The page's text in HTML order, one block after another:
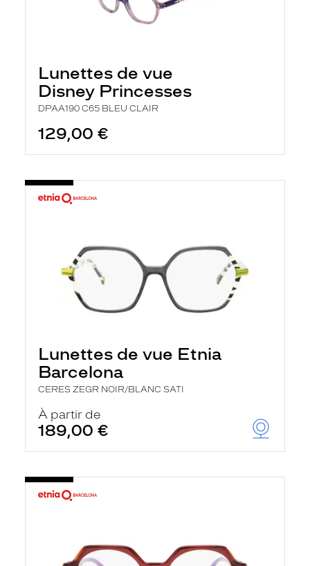
Lunettes de vue
Disney Princesses
DPAA190 C65 BLEU CLAIR
129,00 €
Lunettes de vue Etnia
Barcelona
CERES ZEGR NOIR/BLANC SATI
À partir de
189,00 €